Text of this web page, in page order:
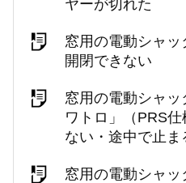
ヤーが切れた
窓用の電動シャ
開閉できない
窓用の電動シャッ
ワトロ」（PRS
ない・途中で止ま
窓用の電動シャッ